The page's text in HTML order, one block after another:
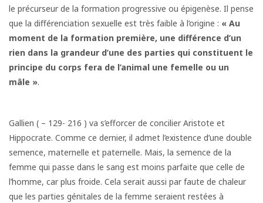
le précurseur de la formation progressive ou épigenèse. Il pense
que la différenciation sexuelle est très faible à l’origine : « Au
moment de la formation première, une différence d’un
rien dans la grandeur d’une des parties qui constituent le
principe du corps fera de l’animal une femelle ou un
mâle ».
Gallien ( – 129- 216 ) va s’efforcer de concilier Aristote et
Hippocrate. Comme ce dernier, il admet l’existence d’une double
semence, maternelle et paternelle. Mais, la semence de la
femme qui passe dans le sang est moins parfaite que celle de
l’homme, car plus froide. Cela serait aussi par faute de chaleur
que les parties génitales de la femme seraient restées à